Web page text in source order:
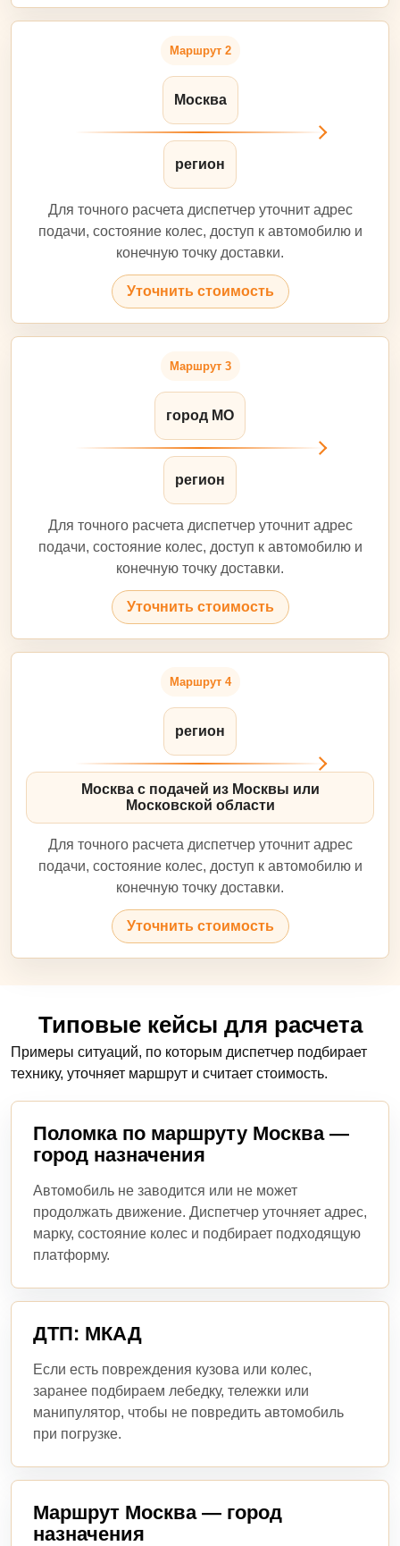
Маршрут 2
Москва
регион
Для точного расчета диспетчер уточнит адрес
подачи, состояние колес, доступ к автомобилю и
конечную точку доставки.
Уточнить стоимость
Маршрут 3
город МО
регион
Для точного расчета диспетчер уточнит адрес
подачи, состояние колес, доступ к автомобилю и
конечную точку доставки.
Уточнить стоимость
Маршрут 4
регион
Москва с подачей из Москвы или
Московской области
Для точного расчета диспетчер уточнит адрес
подачи, состояние колес, доступ к автомобилю и
конечную точку доставки.
Уточнить стоимость
Типовые кейсы для расчета
Примеры ситуаций, по которым диспетчер подбирает
технику, уточняет маршрут и считает стоимость.
Поломка по маршруту Москва —
город назначения
Автомобиль не заводится или не может
продолжать движение. Диспетчер уточняет адрес,
марку, состояние колес и подбирает подходящую
платформу.
ДТП: МКАД
Если есть повреждения кузова или колес,
заранее подбираем лебедку, тележки или
манипулятор, чтобы не повредить автомобиль
при погрузке.
Маршрут Москва — город
назначения